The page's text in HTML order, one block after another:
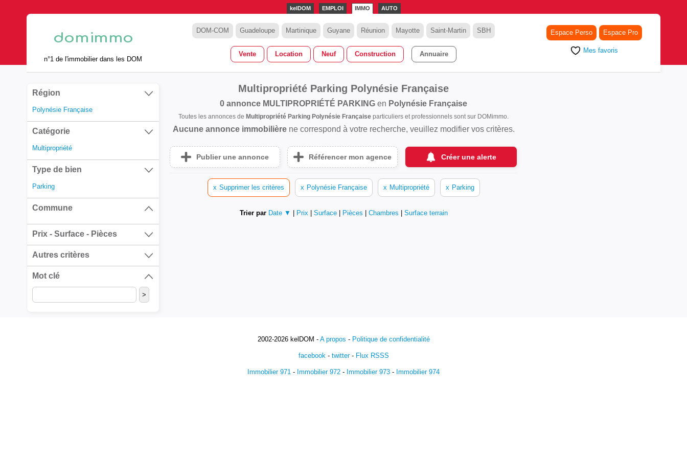
kelDOM EMPLOI IMMO AUTO
n°1 de l'immobilier dans les DOM
DOM-COM Guadeloupe Martinique Guyane Réunion Mayotte Saint-Martin SBH
Vente Location Neuf Construction Annuaire
Espace Perso Espace Pro
Mes favoris
Région
Polynésie Française
Catégorie
Multipropriété
Type de bien
Parking
Commune
Prix - Surface - Pièces
Autres critères
Mot clé
Multipropriété Parking Polynésie Française
0 annonce MULTIPROPRIÉTÉ PARKING en Polynésie Française
Toutes les annonces de Multipropriété Parking Polynésie Française particuliers et professionnels sont sur DOMimmo.
Aucune annonce immobilièrene correspond à votre recherche, veuillez modifier vos critères.
Publier une annonce Référencer mon agence Créer une alerte
x Supprimer les critères x Polynésie Française x Multipropriété x Parking
Trier par Date ▼ Prix Surface Pièces Chambres Surface terrain
2002-2026 kelDOM - A propos - Politique de confidentialité
facebook- twitter- Flux RSSS
Immobilier 971 - Immobilier 972 - Immobilier 973 - Immobilier 974